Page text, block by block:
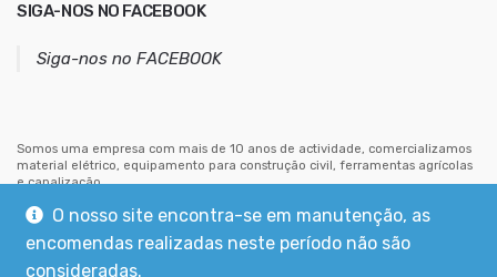
iSIGA-NOS NO FACEBOOK
Siga-nos no FACEBOOK
Somos uma empresa com mais de 10 anos de actividade, comercializamos
material elétrico, equipamento para construção civil, ferramentas agrícolas
e canalização.
O nosso site encontra-se em manutenção, as
encomendas realizadas neste período não são
consideradas.